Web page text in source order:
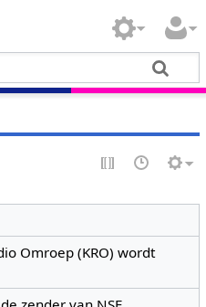
Omroep (KRO) wordt